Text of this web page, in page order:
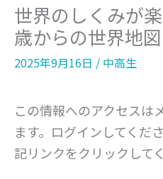
世界のしくみが
歳からの世界地図
2025年9月16日 / 中高生
この情報へのアクセスは
ます。ログインしてくだ
記リンクをクリックして